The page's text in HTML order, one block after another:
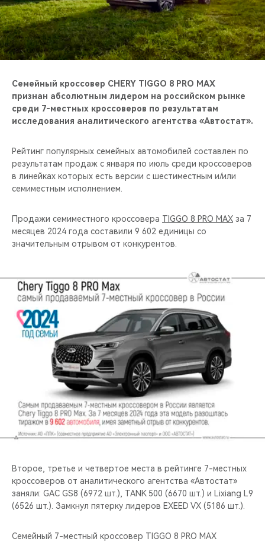
CHERY CONNECT
НАШИ МЕРОПРИЯТИЯ
CHERY ДЛЯ ДЕТЕЙ
Семейный кроссовер CHERY TIGGO 8 PRO MAX
признан абсолютным лидером на российском рынке
среди 7-местных кроссоверов по результатам
исследования аналитического агентства «Автостат».
Рейтинг популярных семейных автомобилей составлен по
результатам продаж с января по июль среди кроссоверов
в линейках которых есть версии с шестиместным и/или
семиместным исполнением.
Продажи семиместного кроссовера TIGGO 8 PRO MAX за 7
месяцев 2024 года составили 9 602 единицы со
значительным отрывом от конкурентов.
Второе, третье и четвертое места в рейтинге 7-местных
кроссоверов от аналитического агентства «Автостат»
заняли: GAC GS8 (6972 шт.), TANK 500 (6670 шт.) и Lixiang L9
(6526 шт.). Замкнул пятерку лидеров EXEED VX (5186 шт.).
Семейный 7-местный кроссовер TIGGO 8 PRO MAX